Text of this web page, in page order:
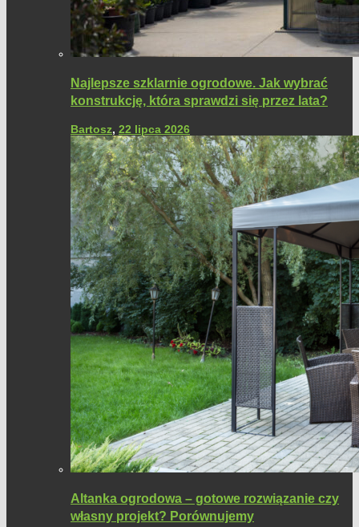
Najlepsze szklarnie ogrodowe. Jak wybrać
konstrukcję, która sprawdzi się przez lata?
Bartosz, 22 lipca 2026
Altanka ogrodowa – gotowe rozwiązanie czy
własny projekt? Porównujemy